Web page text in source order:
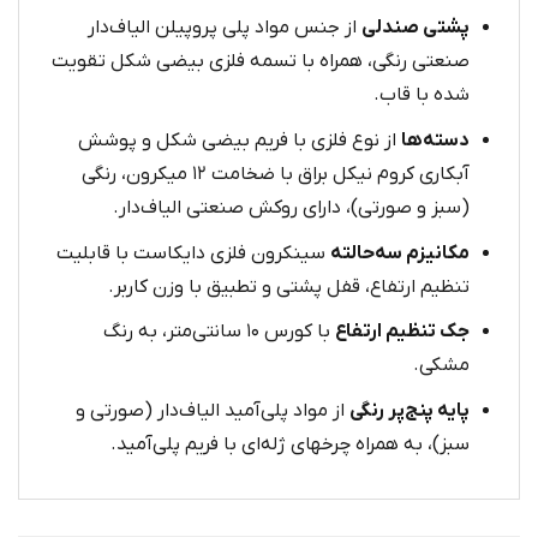
پشتی صندلی از جنس مواد پلی‌ پروپیلن الیاف‌دار
صنعتی رنگی، همراه با تسمه فلزی بیضی‌ شکل تقویت‌
شده با قاب.
دسته‌ها از نوع فلزی با فریم بیضی‌ شکل و پوشش
آبکاری کروم نیکل براق با ضخامت ۱۲ میکرون، رنگی
(سبز و صورتی)، دارای روکش صنعتی الیاف‌دار.
مکانیزم سه‌حالته سینکرون فلزی دایکاست با قابلیت
تنظیم ارتفاع، قفل پشتی و تطبیق با وزن کاربر.
جک تنظیم ارتفاع
با کورس ۱۰ سانتی‌متر، به رنگ
مشکی.
پایه پنج‌پر رنگی از مواد پلی‌آمید الیاف‌دار (صورتی و
سبز)، به همراه چرخهای ژله‌ای با فریم پلی‌آمید.